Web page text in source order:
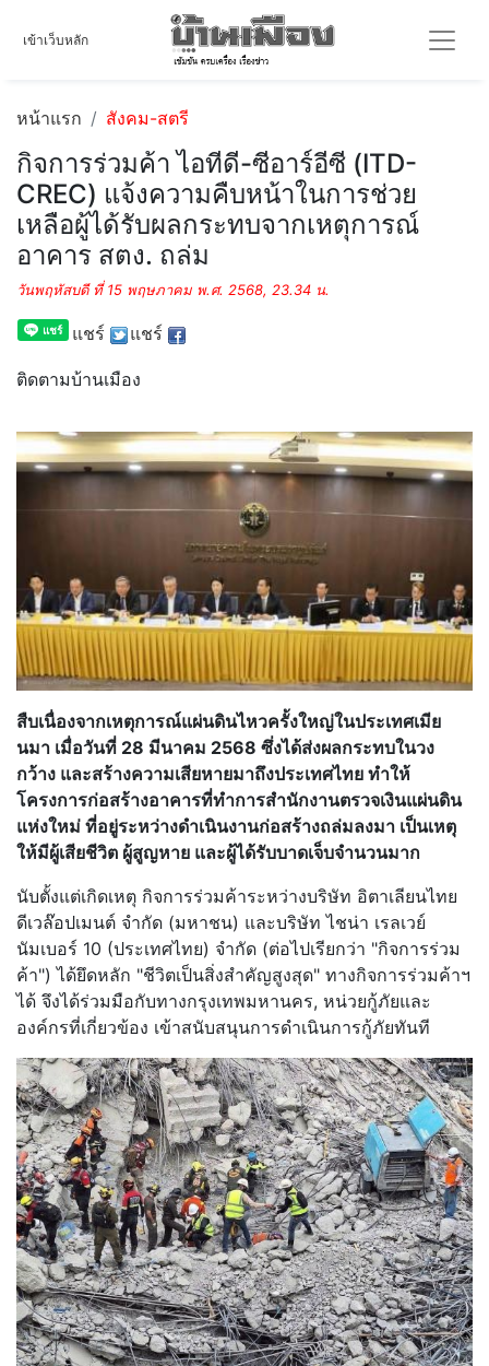
เข้าเว็บหลัก
หน้าแรก สังคม-สตรี
กิจการร่วมค้า ไอทีดี-ซีอาร์อีซี (ITD-
CREC) แจ้งความคืบหน้าในการช่วย
เหลือผู้ได้รับผลกระทบจากเหตุการณ์
อาคาร สตง. ถล่ม
วันพฤหัสบดี ที่ 15 พฤษภาคม พ.ศ. 2568, 23.34 น.
แชร์ แชร์
ติดตามบ้านเมือง
สืบเนื่องจากเหตุการณ์แผ่นดินไหวครั้งใหญ่ในประเทศเมีย
นมา เมื่อวันที่ 28 มีนาคม 2568 ซึ่งได้ส่งผลกระทบในวง
กว้าง และสร้างความเสียหายมาถึงประเทศไทย ทำให้
โครงการก่อสร้างอาคารที่ทำการสำนักงานตรวจเงินแผ่นดิน
แห่งใหม่ ที่อยู่ระหว่างดำเนินงานก่อสร้างถล่มลงมา เป็นเหตุ
ให้มีผู้เสียชีวิต ผู้สูญหาย และผู้ได้รับบาดเจ็บจำนวนมาก
นับตั้งแต่เกิดเหตุ กิจการร่วมค้าระหว่างบริษัท อิตาเลียนไทย
ดีเวล๊อปเมนต์ จำกัด (มหาชน) และบริษัท ไชน่า เรลเวย์
นัมเบอร์ 10 (ประเทศไทย) จำกัด (ต่อไปเรียกว่า "กิจการร่วม
ค้า") ได้ยึดหลัก "ชีวิตเป็นสิ่งสำคัญสูงสุด" ทางกิจการร่วมค้าฯ
ได้ จึงได้ร่วมมือกับทางกรุงเทพมหานคร, หน่วยกู้ภัยและ
องค์กรที่เกี่ยวข้อง เข้าสนับสนุนการดำเนินการกู้ภัยทันที